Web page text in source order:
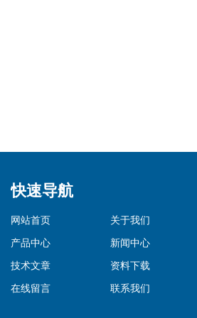
快速导航
网站首页
关于我们
产品中心
新闻中心
技术文章
资料下载
在线留言
联系我们